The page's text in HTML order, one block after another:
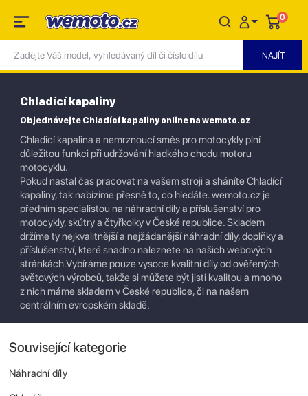
0
Chladící kapaliny
Objednávejte Chladící kapaliny online na wemoto.cz
Chladicí kapalina a nemrznoucí směs pro motocykly plní
důležitou funkci při udržování hladkého chodu motoru
motocyklu.
Pokud nastal čas pracovat na vašem stroji a sháníte Chladící
kapaliny, tak nabízíme přesně to, co hledáte. wemoto.cz je
předním specialistou na náhradní díly a příslušenství pro
motocykly, skútry a čtyřkolky v České republice. Skladem
držíme ty nejkvalitnější a nejžádanější náhradní díly, doplňky a
příslušenství, které snadno naleznete na našich webových
stránkách.Vybíráme pouze vysoce kvalitní díly od ověřených
světových výrobců, takže si můžete být jisti kvalitou a mnoho
z nich máme skladem v České republice, či na našem
centrálním evropském skladě.
Související kategorie
Náhradní díly